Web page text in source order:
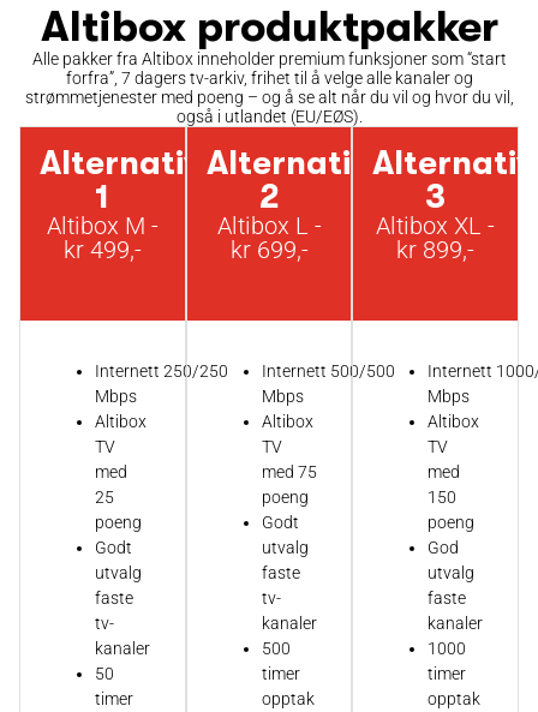
Altibox produktpakker
Alle pakker fra Altibox inneholder premium funksjoner som “start
forfra”, 7 dagers tv-arkiv, frihet til å velge alle kanaler og
strømmetjenester med poeng – og å se alt når du vil og hvor du vil,
også i utlandet (EU/EØS).
Alternativ
1
Altibox M -
kr 499,-
Internett 250/250
Mbps
Altibox
TV
med
25
poeng
Godt
utvalg
faste
tv-
kanaler
50
timer
Alternativ
2
Altibox L -
kr 699,-
Internett 500/500
Mbps
Altibox
TV
med 75
poeng
Godt
utvalg
faste
tv-
kanaler
500
timer
opptak
Alternativ
3
Altibox XL -
kr 899,-
Internett
Mbps
Altibox
TV
med
150
poeng
God
utvalg
faste
kanaler
1000
timer
opptak